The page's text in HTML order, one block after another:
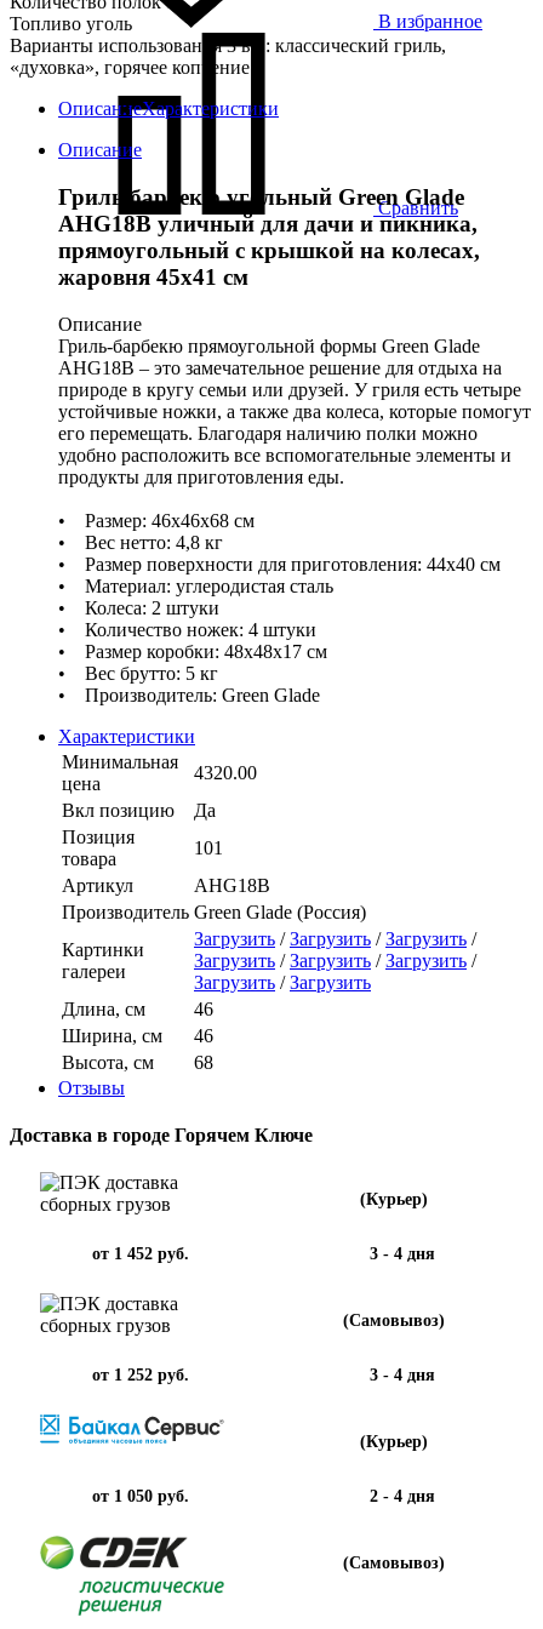
В избранное
Сравнить
Топливо уголь
Варианты использования 3 в 1: классический гриль,
«духовка», горячее копчение
ОписаниеХарактеристики
Описание
Гриль барбекю угольный Green Glade
AHG18B уличный для дачи и пикника,
прямоугольный с крышкой на колесах,
жаровня 45х41 см
Описание
Гриль-барбекю прямоугольной формы Green Glade
AHG18B – это замечательное решение для отдыха на
природе в кругу семьи или друзей. У гриля есть четыре
устойчивые ножки, а также два колеса, которые помогут
его перемещать. Благодаря наличию полки можно
удобно расположить все вспомогательные элементы и
продукты для приготовления еды.
• Размер: 46х46х68 см
• Вес нетто: 4,8 кг
• Размер поверхности для приготовления: 44х40 см
• Материал: углеродистая сталь
• Колеса: 2 штуки
• Количество ножек: 4 штуки
• Размер коробки: 48x48x17 см
• Вес брутто: 5 кг
• Производитель: Green Glade
Характеристики
Минимальная
цена
4320.00
Вкл позицию
Да
Позиция
товара
101
Артикул
AHG18B
Производитель Green Glade (Россия)
Картинки
галереи
Загрузить /Загрузить /Загрузить /
Загрузить /Загрузить /Загрузить /
Загрузить /Загрузить
Длина, см
46
Ширина, см
46
Высота, см
68
Отзывы
Доставка в городе Горячем Ключе
(Курьер)
от 1 452 руб. 3 - 4 дня
(Самовывоз)
от 1 252 руб. 3 - 4 дня
(Курьер)
от 1 050 руб. 2 - 4 дня
(Самовывоз)